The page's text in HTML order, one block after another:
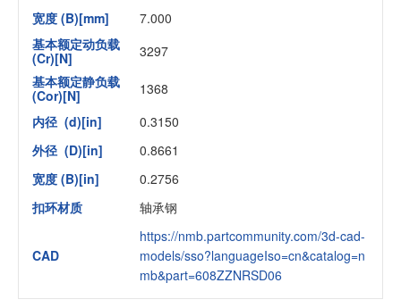
宽度 (B)[mm]
7.000
基本额定动负载
(Cr)[N]
3297
基本额定静负载
(Cor)[N]
1368
内径 (d)[in]
0.3150
外径 (D)[in]
0.8661
宽度 (B)[in]
0.2756
扣环材质
轴承钢
CAD
https://nmb.partcommunity.com/3d-cad-
models/sso?languageIso=cn&catalog=n
mb&part=608ZZNRSD06